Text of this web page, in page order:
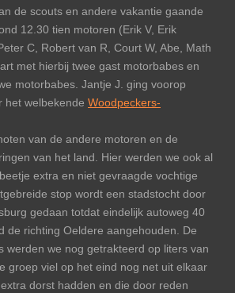
de scouts en andere vakantie gaande
12.30 tien motoren (Erik V, Erik
C, Robert van R, Court W, Abe, Math
met hierbij twee gast motorbabes en
motorbabes. Jantje J. ging voorop
het welbekende Woodpeckers-
van de andere motoren en de
van het land. Hier werden we ook al
extra en niet gevraagde vochtige
stop wordt een stadstocht door
gedaan totdat eindelijk autoweg 40
de richting Oeldere aangehouden. De
werden we nog getrakteerd op liters van
groep viel op het eind nog net uit elkaar
dorst hadden en die door reden